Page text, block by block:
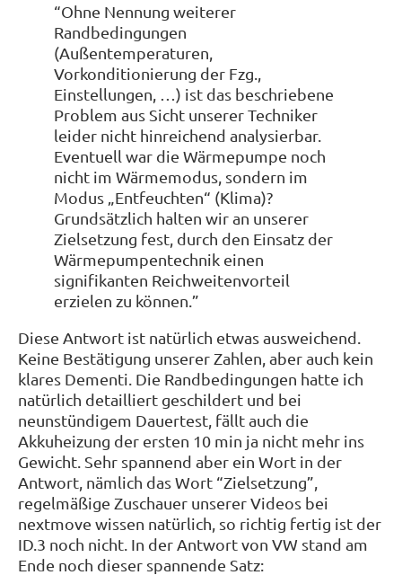
“Ohne Nennung weiterer
Randbedingungen
(Außentemperaturen,
Vorkonditionierung der Fzg.,
Einstellungen, …) ist das beschriebene
Problem aus Sicht unserer Techniker
leider nicht hinreichend analysierbar.
Eventuell war die Wärmepumpe noch
nicht im Wärmemodus, sondern im
Modus „Entfeuchten“ (Klima)?
Grundsätzlich halten wir an unserer
Zielsetzung fest, durch den Einsatz der
Wärmepumpentechnik einen
signifikanten Reichweitenvorteil
erzielen zu können.”
Diese Antwort ist natürlich etwas ausweichend.
Keine Bestätigung unserer Zahlen, aber auch kein
klares Dementi. Die Randbedingungen hatte ich
natürlich detailliert geschildert und bei
neunstündigem Dauertest, fällt auch die
Akkuheizung der ersten 10 min ja nicht mehr ins
Gewicht. Sehr spannend aber ein Wort in der
Antwort, nämlich das Wort “Zielsetzung”,
regelmäßige Zuschauer unserer Videos bei
nextmove wissen natürlich, so richtig fertig ist der
ID.3 noch nicht. In der Antwort von VW stand am
Ende noch dieser spannende Satz: